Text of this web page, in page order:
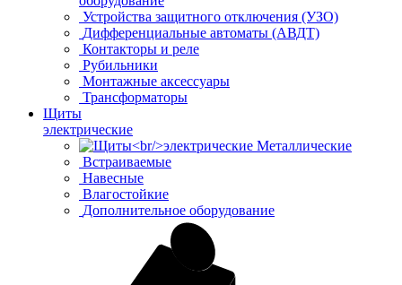
Устройства защитного отключения (УЗО)
Дифференциальные автоматы (АВДТ)
Контакторы и реле
Рубильники
Монтажные аксессуары
Трансформаторы
Щиты
электрические
Металлические
Встраиваемые
Навесные
Влагостойкие
Дополнительное оборудование